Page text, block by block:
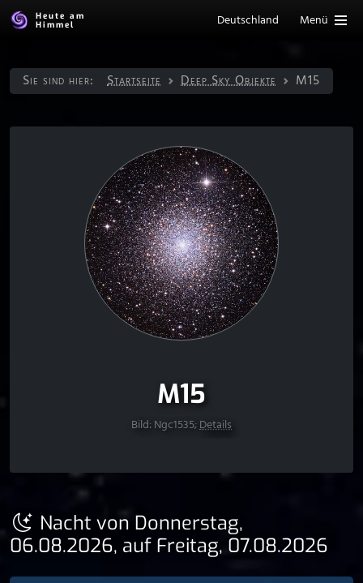
Heute am
Himmel
Deutschland Menü
Sie sind hier: Startseite Deep Sky Objekte M15
M15
Bild: Ngc1535;Details
Nacht von Donnerstag,
06.08.2026, auf Freitag, 07.08.2026